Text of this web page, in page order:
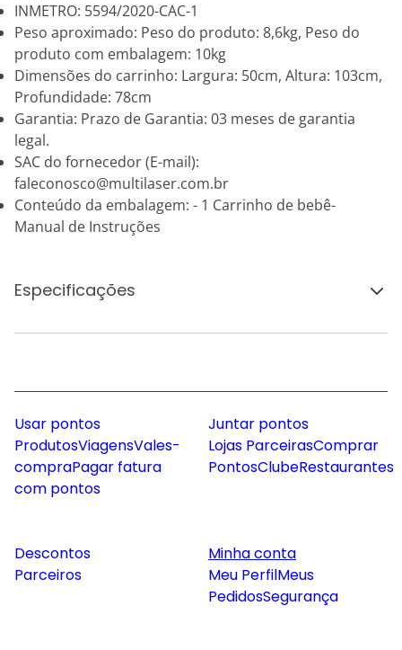
INMETRO: 5594/2020-CAC-1
Peso aproximado: Peso do produto: 8,6kg, Peso do
produto com embalagem: 10kg
Dimensões do carrinho: Largura: 50cm, Altura: 103cm,
Profundidade: 78cm
Garantia: Prazo de Garantia: 03 meses de garantia
legal.
SAC do fornecedor (E-mail):
faleconosco@multilaser.com.br
Conteúdo da embalagem: - 1 Carrinho de bebê-
Manual de Instruções
Especificações
Usar pontos
ProdutosViagensVales-
compraPagar fatura
com pontos
Juntar pontos
Lojas ParceirasComprar
PontosClubeRestaurantes
Descontos
Parceiros
Minha conta
Meu PerfilMeus
PedidosSegurança